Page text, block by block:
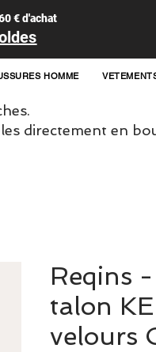
€ d'achat
HOMME
directement en
Reqins
talon
velours